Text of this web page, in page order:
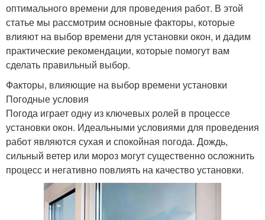
оптимального времени для проведения работ. В этой
статье мы рассмотрим основные факторы, которые
влияют на выбор времени для установки окон, и дадим
практические рекомендации, которые помогут вам
сделать правильный выбор.
Факторы, влияющие на выбор времени установки
Погодные условия
Погода играет одну из ключевых ролей в процессе
установки окон. Идеальными условиями для проведения
работ являются сухая и спокойная погода. Дождь,
сильный ветер или мороз могут существенно осложнить
процесс и негативно повлиять на качество установки.